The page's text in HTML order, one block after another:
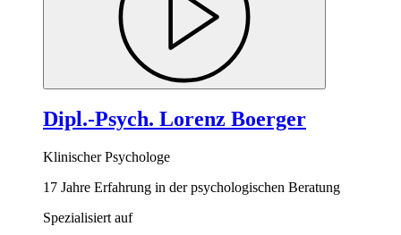
Dipl.-Psych. Lorenz Boerger
Klinischer Psychologe
17 Jahre Erfahrung in der psychologischen Beratung
Spezialisiert auf